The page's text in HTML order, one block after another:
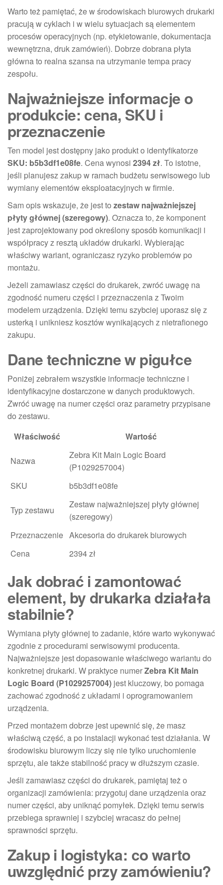
Warto też pamiętać, że w środowiskach biurowych drukarki
pracują w cyklach i w wielu sytuacjach są elementem
procesów operacyjnych (np. etykietowanie, dokumentacja
wewnętrzna, druk zamówień). Dobrze dobrana płyta
główna to realna szansa na utrzymanie tempa pracy
zespołu.
Najważniejsze informacje o
produkcie: cena, SKU i
przeznaczenie
Ten model jest dostępny jako produkt o identyfikatorze
SKU: b5b3df1e08fe. Cena wynosi 2394 zł. To istotne,
jeśli planujesz zakup w ramach budżetu serwisowego lub
wymiany elementów eksploatacyjnych w firmie.
Sam opis wskazuje, że jest to zestaw najważniejszej
płyty głównej (szeregowy). Oznacza to, że komponent
jest zaprojektowany pod określony sposób komunikacji i
współpracy z resztą układów drukarki. Wybierając
właściwy wariant, ograniczasz ryzyko problemów po
montażu.
Jeżeli zamawiasz części do drukarek, zwróć uwagę na
zgodność numeru części i przeznaczenia z Twoim
modelem urządzenia. Dzięki temu szybciej uporasz się z
usterką i unikniesz kosztów wynikających z nietrafionego
zakupu.
Dane techniczne w pigułce
Poniżej zebrałem wszystkie informacje techniczne i
identyfikacyjne dostarczone w danych produktowych.
Zwróć uwagę na numer części oraz parametry przypisane
do zestawu.
Właściwość
Wartość
Nazwa
Zebra Kit Main Logic Board
(P1029257004)
SKU
b5b3df1e08fe
Typ zestawu
Zestaw najważniejszej płyty głównej
(szeregowy)
Przeznaczenie Akcesoria do drukarek biurowych
Cena
2394 zł
Jak dobrać i zamontować
element, by drukarka działała
stabilnie?
Wymiana płyty głównej to zadanie, które warto wykonywać
zgodnie z procedurami serwisowymi producenta.
Najważniejsze jest dopasowanie właściwego wariantu do
konkretnej drukarki. W praktyce numerZebra Kit Main
Logic Board (P1029257004) jest kluczowy, bo pomaga
zachować zgodność z układami i oprogramowaniem
urządzenia.
Przed montażem dobrze jest upewnić się, że masz
właściwą część, a po instalacji wykonać test działania. W
środowisku biurowym liczy się nie tylko uruchomienie
sprzętu, ale także stabilność pracy w dłuższym czasie.
Jeśli zamawiasz części do drukarek, pamiętaj też o
organizacji zamówienia: przygotuj dane urządzenia oraz
numer części, aby uniknąć pomyłek. Dzięki temu serwis
przebiega sprawniej i szybciej wracasz do pełnej
sprawności sprzętu.
Zakup i logistyka: co warto
uwzględnić przy zamówieniu?